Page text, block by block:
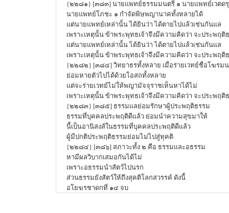
{๒๒๘๑} [๓๘๓] นายแพทย์ธรรมมนตรี ๑ นายแพทย์เวตด
นายแพทย์โภชะ ๑ กำจัดพิษพญานาคทั้งหลายได้
แต่นายแพทย์เหล่านั้น ได้ยินว่า ได้ตายไปแล้วเช่นกันแล
เพราะเหตุนั้น ข้าพระพุทธเจ้าจึงมีความคิดว่า จะประพฤติ
แต่นายแพทย์เหล่านั้น ได้ยินว่า ได้ตายไปแล้วเช่นกันแล
เพราะเหตุนั้น ข้าพระพุทธเจ้าจึงมีความคิดว่า จะประพฤติ
{๒๒๘๒} [๓๘๔] วิทยาธรทั้งหลาย เมื่อร่ายเวทย์ชื่อโฆรม
ย่อมหายตัวไปได้ด้วยโอสถทั้งหลาย
แต่จะร่ายเวทย์ไม่ให้พญามัจจุราชเห็นหาได้ไม่
เพราะเหตุนั้น ข้าพระพุทธเจ้าจึงมีความคิดว่า จะประพฤติ
{๒๒๘๓} [๓๘๕] ธรรมแลย่อมรักษาผู้ประพฤติธรรม
ธรรมที่บุคคลประพฤติดีแล้ว ย่อมนำความสุขมาให้
นี้เป็นอานิสงส์ในธรรมที่บุคคลประพฤติดีแล้ว
ผู้มีปกติประพฤติธรรมย่อมไม่ไปสู่ทุคติ
{๒๒๘๔} [๓๘๖] สภาวะทั้ง ๒ คือ ธรรมและอธรรม
หามีผลวิบากเสมอกันได้ไม่
เพราะอธรรมนำสัตว์ไปนรก
ส่วนธรรมยังสัตว์ให้ถึงสุคติโลกสวรรค์ ดังนี้
อโยฆรชาดกที่ ๑๔ จบ